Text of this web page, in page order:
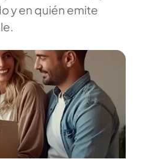
y en quién emite